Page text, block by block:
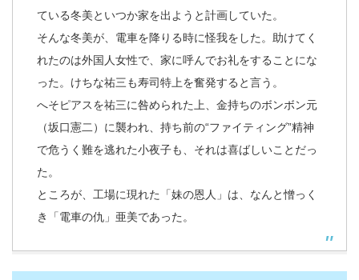
ている冬美といつか家を出ようと計画していた。
そんな冬美が、電車を降りる時に怪我をした。助けてく
れたのは外国人女性で、家に呼んでお礼をすることにな
った。けちな祐三も寿司特上を奮発すると言う。
へそピアスを祐三に咎められた上、金持ちのボンボン元
（坂口憲二）に襲われ、持ち前の“ファイティング”精神
で危うく難を逃れた小夜子も、それは喜ばしいことだっ
た。
ところが、工場に現れた「妹の恩人」は、なんと憎っく
き「電車の仇」亜美であった。